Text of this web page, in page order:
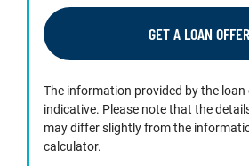
GET A LOAN OFFER
The information provided by the
indicative. Please note that the
may differ slightly from the
calculator.